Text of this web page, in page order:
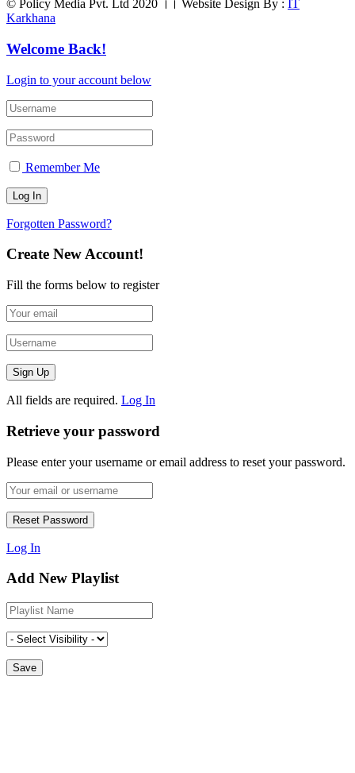
© Policy Media Pvt. Ltd 2020 ।। Website Design By : IT
Karkhana
Welcome Back!
Login to your account below
Remember Me
Forgotten Password?
Create New Account!
Fill the forms below to register
All fields are required. Log In
Retrieve your password
Please enter your username or email address to reset your password.
Log In
Add New Playlist